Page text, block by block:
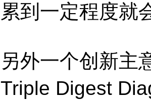
累到一定程度就
另外一个创新主
Triple Digest